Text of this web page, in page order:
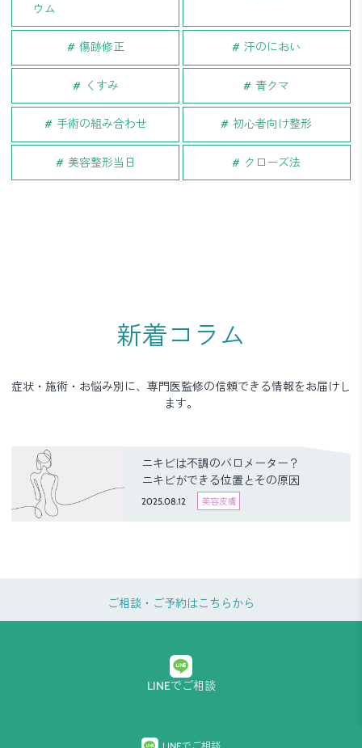
ウム
傷跡修正 汗のにおい
くすみ 青クマ
手術の組み合わせ 初心者向け整形
美容整形当日 クローズ法
新着コラム
症状・施術・お悩み別に、専門医監修の信頼できる情報をお届けし
ます。
ニキビは不調のバロメーター？
ニキビができる位置とその原因
2025.08.12 美容皮膚
ご相談・ご予約はこちらから
LINEでご相談
LINEでご相談
プライバシーポリシー